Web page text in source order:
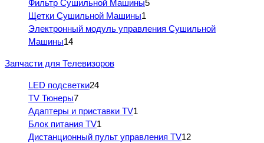
Фильтр Сушильной Машины5
Щетки Сушильной Машины1
Электронный модуль управления Сушильной
Машины14
Запчасти для Телевизоров
LED подсветки24
TV Тюнеры7
Адаптеры и приставки TV1
Блок питания TV1
Дистанционный пульт управления TV12